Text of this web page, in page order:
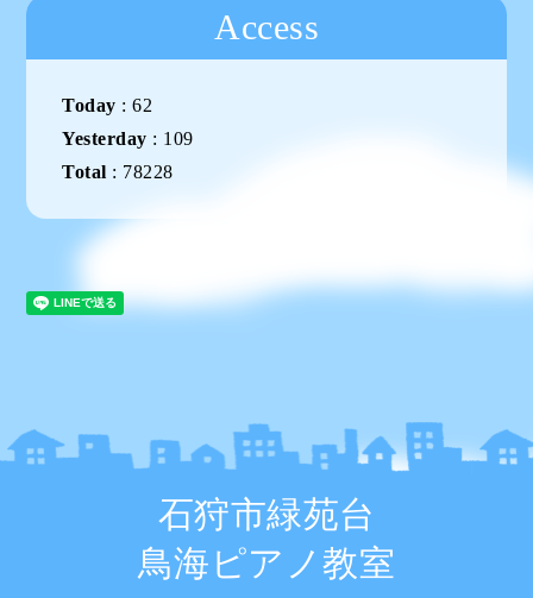
Access
Today :62
Yesterday : 109
Total : 78228
石狩市緑苑台
鳥海ピアノ教室